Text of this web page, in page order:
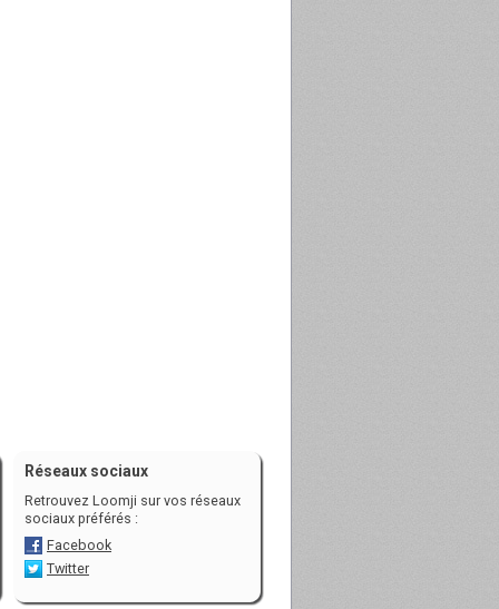
Réseaux sociaux
Retrouvez Loomji sur vos réseaux
sociaux préférés :
Facebook
Twitter